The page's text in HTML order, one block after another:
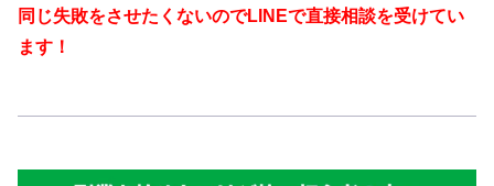
同じ失敗をさせたくないのでLINEで直接相談を受けてい
ます！